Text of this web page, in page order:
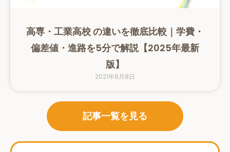
高専・工業高校 の違いを徹底比較｜学費・
偏差値・進路を5分で解説【2025年最新
版】
2021年9月8日
記事一覧を見る